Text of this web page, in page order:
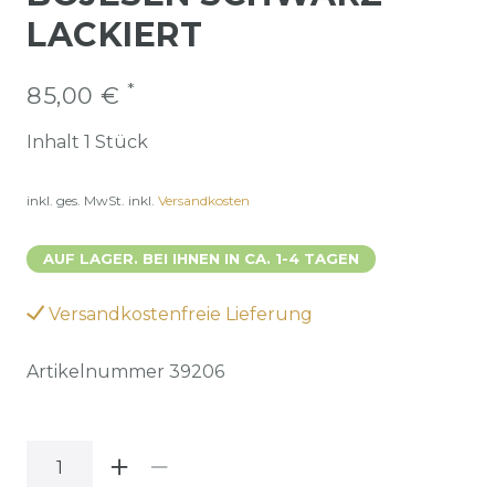
LACKIERT
85,00 € *
Inhalt 1 Stück
inkl. ges. MwSt. inkl. Versandkosten
AUF LAGER. BEI IHNEN IN CA. 1-4 TAGEN
Versandkostenfreie Lieferung
Artikelnummer 39206